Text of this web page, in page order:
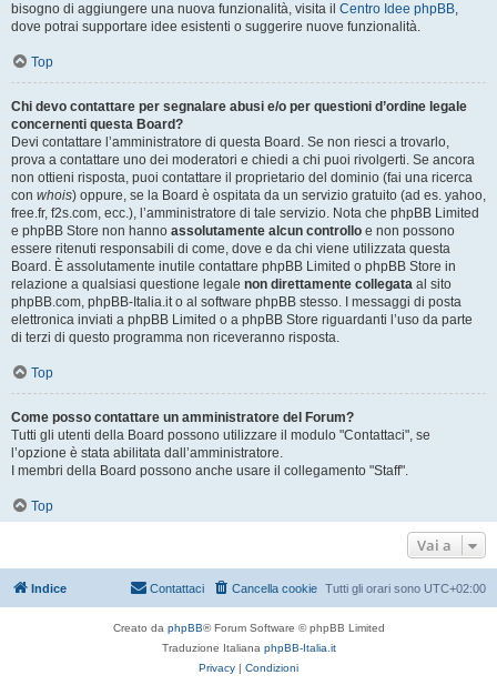
bisogno di aggiungere una nuova funzionalità, visita il Centro Idee phpBB,
dove potrai supportare idee esistenti o suggerire nuove funzionalità.
Top
Chi devo contattare per segnalare abusi e/o per questioni d’ordine legale
concernenti questa Board?
Devi contattare l’amministratore di questa Board. Se non riesci a trovarlo,
prova a contattare uno dei moderatori e chiedi a chi puoi rivolgerti. Se ancora
non ottieni risposta, puoi contattare il proprietario del dominio (fai una ricerca
con whois) oppure, se la Board è ospitata da un servizio gratuito (ad es. yahoo,
free.fr, f2s.com, ecc.), l’amministratore di tale servizio. Nota che phpBB Limited
e phpBB Store non hanno assolutamente alcun controllo e non possono
essere ritenuti responsabili di come, dove e da chi viene utilizzata questa
Board. È assolutamente inutile contattare phpBB Limited o phpBB Store in
relazione a qualsiasi questione legale non direttamente collegata al sito
phpBB.com, phpBB-Italia.it o al software phpBB stesso. I messaggi di posta
elettronica inviati a phpBB Limited o a phpBB Store riguardanti l’uso da parte
di terzi di questo programma non riceveranno risposta.
Top
Come posso contattare un amministratore del Forum?
Tutti gli utenti della Board possono utilizzare il modulo "Contattaci", se
l’opzione è stata abilitata dall’amministratore.
I membri della Board possono anche usare il collegamento "Staff".
Top
Vai a
Indice Tutti gli orari sono UTC+02:00
Cancella cookie
Contattaci
Creato da phpBB® Forum Software © phpBB Limited
Traduzione Italiana phpBB-Italia.it
Privacy | Condizioni